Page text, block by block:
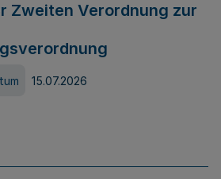
Zweiten Verordnung zur
15.07.2026